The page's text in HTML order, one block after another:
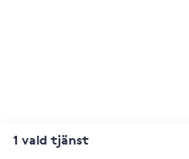
1 vald tjänst